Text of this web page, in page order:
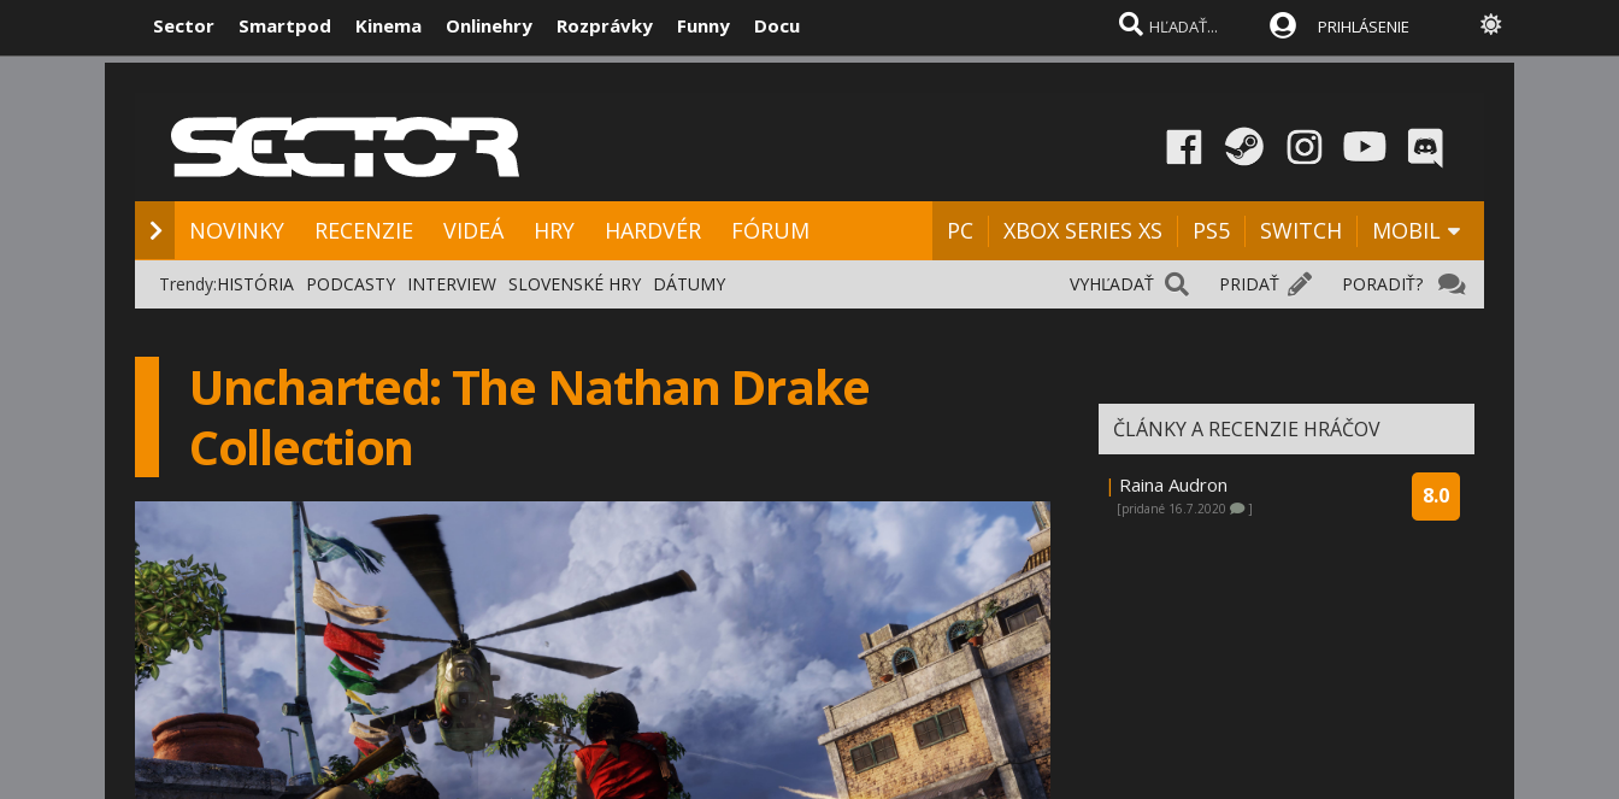
Sector Smartpod Kinema Onlinehry Rozprávky Funny Docu PRIHLÁSENIE
NOVINKY RECENZIE VIDEÁ HRY HARDVÉR FÓRUM PC XBOX SERIES XS PS5 SWITCH MOBIL
PORADIŤ?
PRIDAŤ
VYHĽADAŤ
Trendy:HISTÓRIA PODCASTY INTERVIEW SLOVENSKÉ HRY DÁTUMY
Uncharted: The Nathan Drake
Collection
ČLÁNKY A RECENZIE HRÁČOV
8.0
| Raina Audron
[pridané 16.7.2020 ]